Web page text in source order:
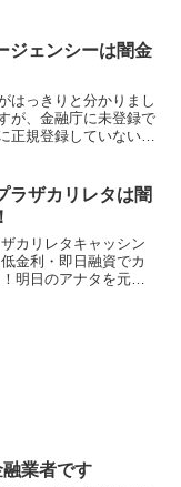
ジェンシーは闇金
はっきりと分かりまし
が、金融庁に未登録で
規登録していない未
ラザカリレタは闇
カリレタキャッシン
金利・即日融資でカ
明日のアナタを元気
業者です